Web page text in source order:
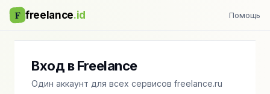
F freelance.id Помощь
Вход в Freelance
Один аккаунт для всех сервисов freelance.ru